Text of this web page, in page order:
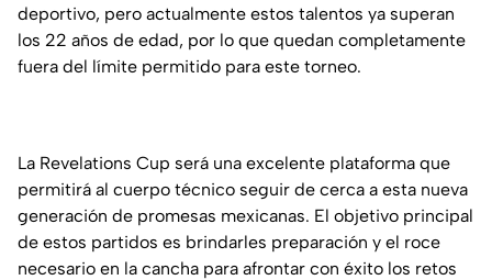
deportivo, pero actualmente estos talentos ya superan
los 22 años de edad, por lo que quedan completamente
fuera del límite permitido para este torneo.
La Revelations Cup será una excelente plataforma que
permitirá al cuerpo técnico seguir de cerca a esta nueva
generación de promesas mexicanas. El objetivo principal
de estos partidos es brindarles preparación y el roce
necesario en la cancha para afrontar con éxito los retos